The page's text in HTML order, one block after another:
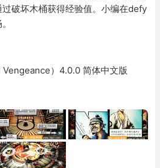
破坏木桶获得经验值。小编在defy
）4.0.0 简体中文版